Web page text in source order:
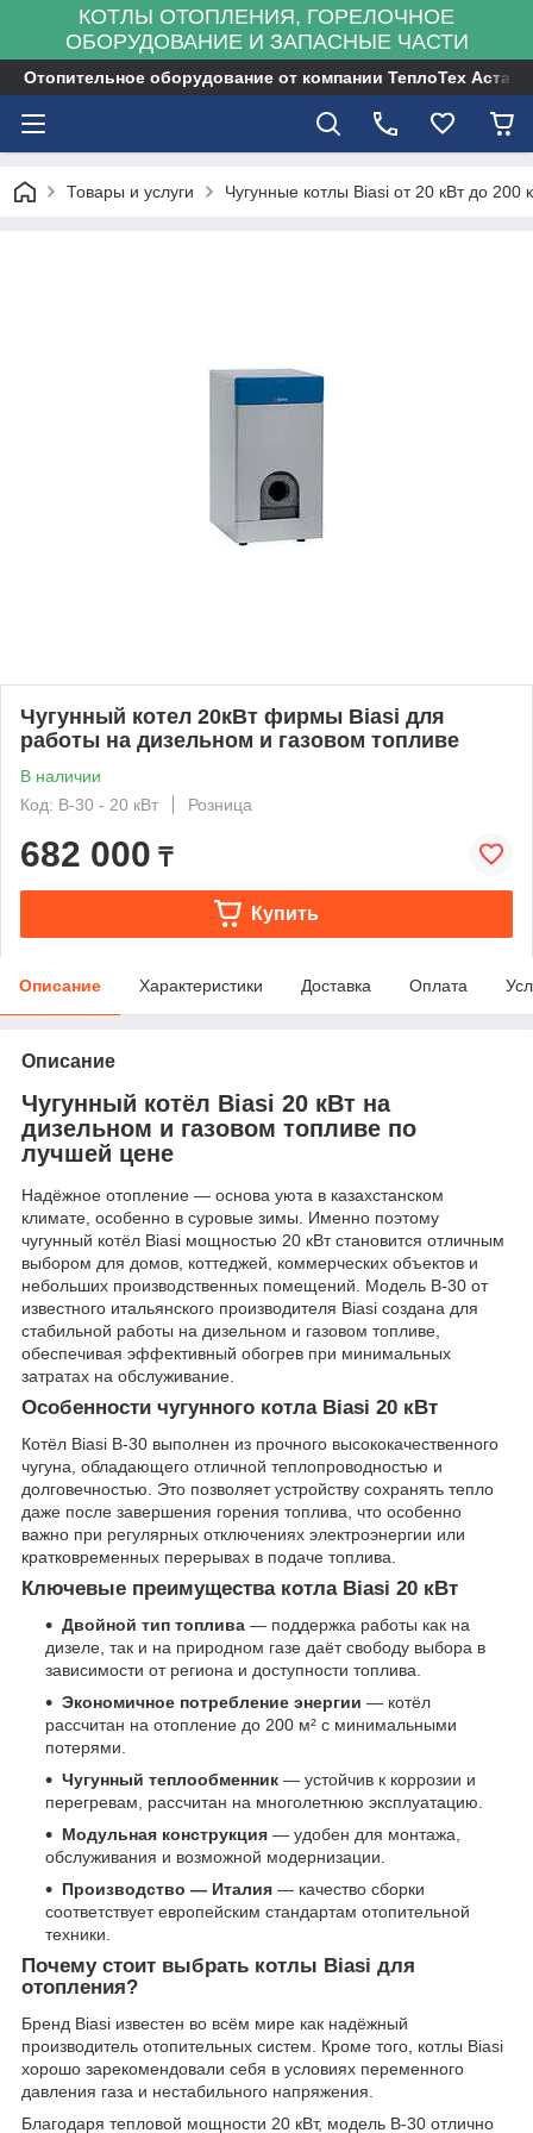
КОТЛЫ ОТОПЛЕНИЯ, ГОРЕЛОЧНОЕ
ОБОРУДОВАНИЕ И ЗАПАСНЫЕ ЧАСТИ
Отопительное оборудование от компании ТеплоТех Астана
Товары и услуги Чугунные котлы Biasi от 20 кВт до 200
Чугунный котел 20кВт фирмы Biasi для
работы на дизельном и газовом топливе
В наличии
Код: В-30 - 20 кВт
Розница
682 000 ₸
Купить
Описание Характеристики Доставка Оплата
Описание
Чугунный котёл Biasi 20 кВт на
дизельном и газовом топливе по
лучшей цене
Надёжное отопление — основа уюта в казахстанском
климате, особенно в суровые зимы. Именно поэтому
чугунный котёл Biasi мощностью 20 кВт становится отличным
выбором для домов, коттеджей, коммерческих объектов и
небольших производственных помещений. Модель B-30 от
известного итальянского производителя Biasi создана для
стабильной работы на дизельном и газовом топливе,
обеспечивая эффективный обогрев при минимальных
затратах на обслуживание.
Особенности чугунного котла Biasi 20 кВт
Котёл Biasi B-30 выполнен из прочного высококачественного
чугуна, обладающего отличной теплопроводностью и
долговечностью. Это позволяет устройству сохранять тепло
даже после завершения горения топлива, что особенно
важно при регулярных отключениях электроэнергии или
кратковременных перерывах в подаче топлива.
Ключевые преимущества котла Biasi 20 кВт
Двойной тип топлива — поддержка работы как на
дизеле, так и на природном газе даёт свободу выбора в
зависимости от региона и доступности топлива.
Экономичное потребление энергии — котёл
рассчитан на отопление до 200 м² с минимальными
потерями.
Чугунный теплообменник — устойчив к коррозии и
перегревам, рассчитан на многолетнюю эксплуатацию.
Модульная конструкция — удобен для монтажа,
обслуживания и возможной модернизации.
Производство — Италия — качество сборки
соответствует европейским стандартам отопительной
техники.
Почему стоит выбрать котлы Biasi для
отопления?
Бренд Biasi известен во всём мире как надёжный
производитель отопительных систем. Кроме того, котлы Biasi
хорошо зарекомендовали себя в условиях переменного
давления газа и нестабильного напряжения.
Благодаря тепловой мощности 20 кВт, модель B-30 отлично